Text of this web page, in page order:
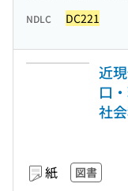
NDLC DC221
近
口
社
紙 図書